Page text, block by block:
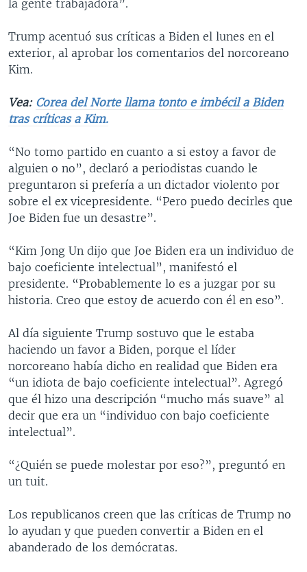
la gente trabajadora”.
Trump acentuó sus críticas a Biden el lunes en el
exterior, al aprobar los comentarios del norcoreano
Kim.
Vea: Corea del Norte llama tonto e imbécil a Biden
tras críticas a Kim.
“No tomo partido en cuanto a si estoy a favor de
alguien o no”, declaró a periodistas cuando le
preguntaron si prefería a un dictador violento por
sobre el ex vicepresidente. “Pero puedo decirles que
Joe Biden fue un desastre”.
“Kim Jong Un dijo que Joe Biden era un individuo de
bajo coeficiente intelectual”, manifestó el
presidente. “Probablemente lo es a juzgar por su
historia. Creo que estoy de acuerdo con él en eso”.
Al día siguiente Trump sostuvo que le estaba
haciendo un favor a Biden, porque el líder
norcoreano había dicho en realidad que Biden era
“un idiota de bajo coeficiente intelectual”. Agregó
que él hizo una descripción “mucho más suave” al
decir que era un “individuo con bajo coeficiente
intelectual”.
“¿Quién se puede molestar por eso?”, preguntó en
un tuit.
Los republicanos creen que las críticas de Trump no
lo ayudan y que pueden convertir a Biden en el
abanderado de los demócratas.